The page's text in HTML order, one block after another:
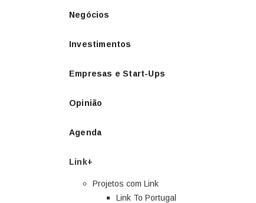
Negócios
Investimentos
Empresas e Start-Ups
Opinião
Agenda
Link+
Projetos com Link
Link To Portugal